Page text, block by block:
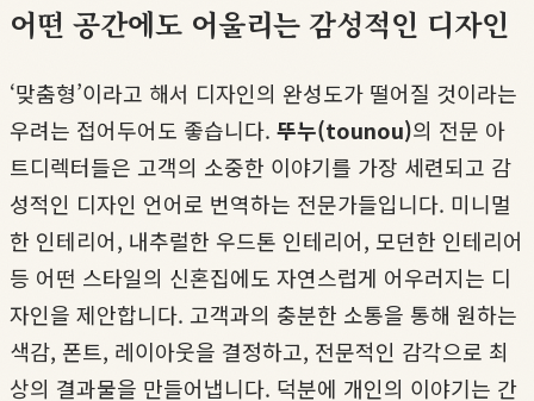
어떤 공간에도 어울리는 감성적인 디자인
‘맞춤형’이라고 해서 디자인의 완성도가 떨어질 것이라는
우려는 접어두어도 좋습니다. 뚜누(tounou)의 전문 아
트디렉터들은 고객의 소중한 이야기를 가장 세련되고 감
성적인 디자인 언어로 번역하는 전문가들입니다. 미니멀
한 인테리어, 내추럴한 우드톤 인테리어, 모던한 인테리어
등 어떤 스타일의 신혼집에도 자연스럽게 어우러지는 디
자인을 제안합니다. 고객과의 충분한 소통을 통해 원하는
색감, 폰트, 레이아웃을 결정하고, 전문적인 감각으로 최
상의 결과물을 만들어냅니다. 덕분에 개인의 이야기는 간